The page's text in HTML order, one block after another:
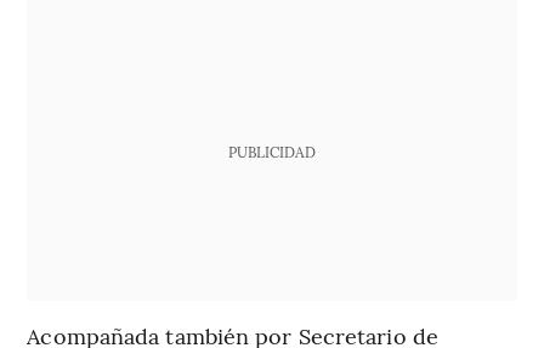
PUBLICIDAD
Acompañada también por Secretario de